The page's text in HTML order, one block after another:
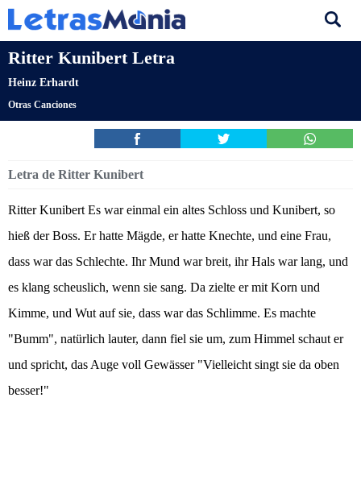
Ritter Kunibert Letra
Heinz Erhardt
Otras Canciones
Letra de Ritter Kunibert
Ritter Kunibert Es war einmal ein altes Schloss und Kunibert, so
hieß der Boss. Er hatte Mägde, er hatte Knechte, und eine Frau,
dass war das Schlechte. Ihr Mund war breit, ihr Hals war lang, und
es klang scheuslich, wenn sie sang. Da zielte er mit Korn und
Kimme, und Wut auf sie, dass war das Schlimme. Es machte
"Bumm", natürlich lauter, dann fiel sie um, zum Himmel schaut er
und spricht, das Auge voll Gewässer "Vielleicht singt sie da oben
besser!"